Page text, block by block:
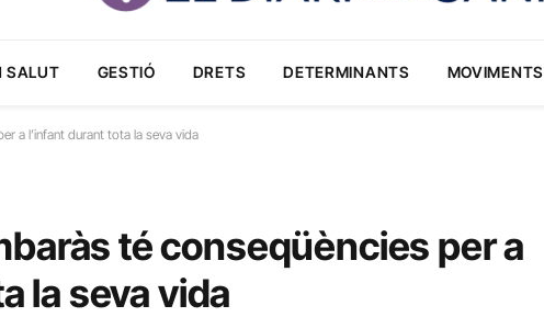
SALUT GESTIÓ DRETS DETERMINANTS MOVIMENTS
a l’infant durant tota la seva vida
té conseqüències per a
la seva vida